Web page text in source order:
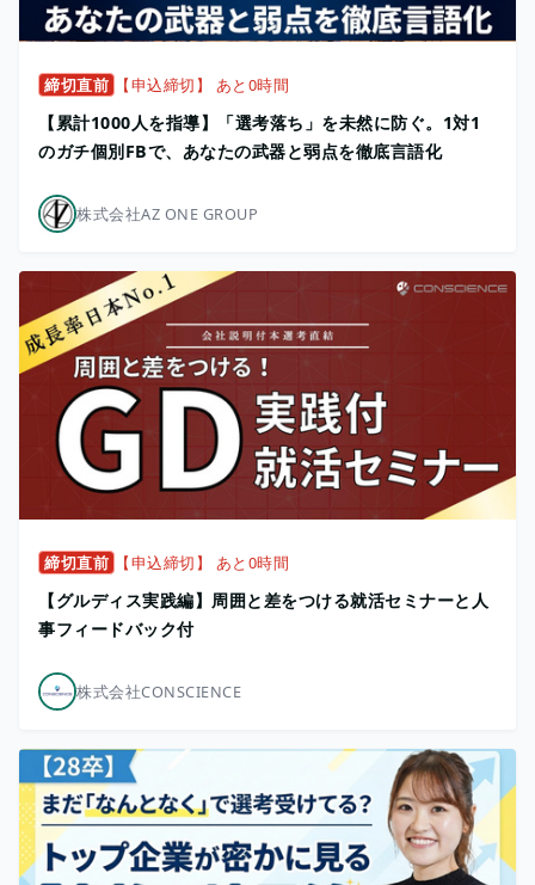
締切直前 【申込締切】 あと0時間
【累計1000人を指導】「選考落ち」を未然に防ぐ。1対1
のガチ個別FBで、あなたの武器と弱点を徹底言語化
株式会社AZ ONE GROUP
締切直前 【申込締切】 あと0時間
【グルディス実践編】周囲と差をつける就活セミナーと人
事フィードバック付
株式会社CONSCIENCE